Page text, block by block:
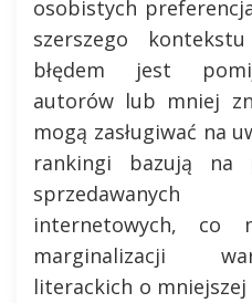
osobistych
szerszego
błędem jest
autorów lub mniej
mogą zasługiwać na
rankingi bazują na
internetowych, co
marginalizacji
literackich o mniejszej